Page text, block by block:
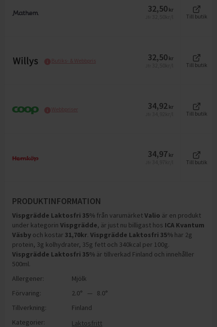
32,50 kr
Till butik
Butiks- & Webbpris 32,50 kr
Till butik
Webbpriser 34,92 kr
Till butik
34,97 kr
Till butik
PRODUKTINFORMATION
Vispgrädde Laktosfri 35% från varumärketValio är en produkt
under kategorin Vispgrädde, är just nu billigast hos ICA Kvantum
Väsby och kostar 31,70kr. Vispgrädde Laktosfri 35% har 2g
protein, 3g kolhydrater, 35g fett och 340kcal per 100g.
Vispgrädde Laktosfri 35% är tillverkad Finland och innehåller
500ml.
Allergener:
Mjölk
Förvaring:
2.0° — 8.0°
Tillverkning:
Finland
Kategorier:
Laktosfritt